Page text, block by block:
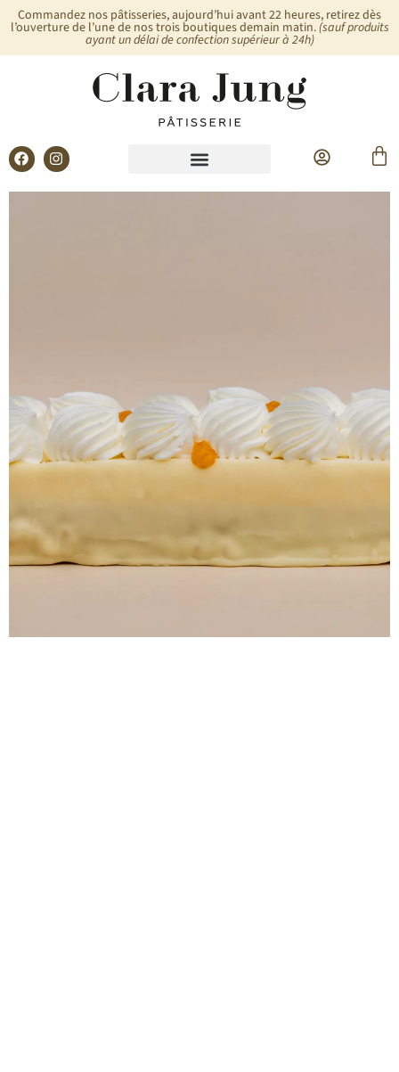
Commandez nos pâtisseries, aujourd’hui avant 22 heures, retirez dès
l’ouverture de l’une de nos trois boutiques demain matin. (sauf produits
ayant un délai de confection supérieur à 24h)